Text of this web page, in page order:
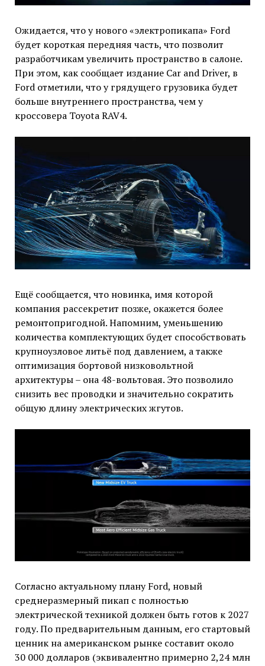
Ожидается, что у нового «электропикапа» Ford
будет короткая передняя часть, что позволит
разработчикам увеличить пространство в салоне.
При этом, как сообщает издание Car and Driver, в
Ford отметили, что у грядущего грузовика будет
больше внутреннего пространства, чем у
кроссовера Toyota RAV4.
Ещё сообщается, что новинка, имя которой
компания рассекретит позже, окажется более
ремонтопригодной. Напомним, уменьшению
количества комплектующих будет способствовать
крупноузловое литьё под давлением, а также
оптимизация бортовой низковольтной
архитектуры – она 48-вольтовая. Это позволило
снизить вес проводки и значительно сократить
общую длину электрических жгутов.
Согласно актуальному плану Ford, новый
среднеразмерный пикап с полностью
электрической техникой должен быть готов к 2027
году. По предварительным данным, его стартовый
ценник на американском рынке составит около
30 000 долларов (эквивалентно примерно 2,24 млн